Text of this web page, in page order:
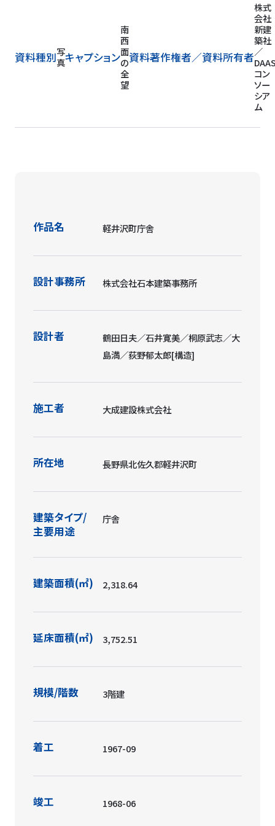
資料種別写
真キャプション
南
西
面
の
全
望
資料著作権者／資料所有者
株式
会社
新建
築社
／
コン
ソー
シア
ム
作品名 軽井沢町庁舎
設計事務所 株式会社石本建築事務所
設計者
鶴田日夫／石井寛美／桐原武志／大
島満／荻野郁太郎[構造]
施工者 大成建設株式会社
所在地 長野県北佐久郡軽井沢町
建築タイプ/
主要用途
庁舎
建築面積(㎡) 2,318.64
延床面積(㎡) 3,752.51
規模/階数 3階建
着工 1967-09
竣工 1968-06